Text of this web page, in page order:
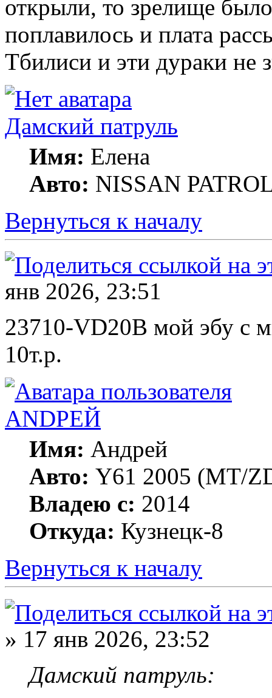
открыли, то зрелище
поплавилось и плата
Тбилиси и эти дураки не
Дамский патруль
Имя: Елена
Авто: NISSAN
Вернуться к началу
янв 2026, 23:51
23710-VD20B мой эбу с
10т.р.
ANDРЕЙ
Имя: Андрей
Авто: Y61 2005 (МT/
Владею с: 2014
Откуда: Кузнецк-8
Вернуться к началу
» 17 янв 2026, 23:52
Дамский патруль: